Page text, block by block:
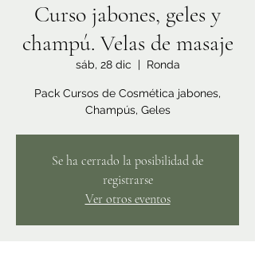
Curso jabones, geles y
champú. Velas de masaje
sáb, 28 dic
  |
Ronda
Pack Cursos de Cosmética jabones,
Champús, Geles
Se ha cerrado la posibilidad de
registrarse
Ver otros eventos